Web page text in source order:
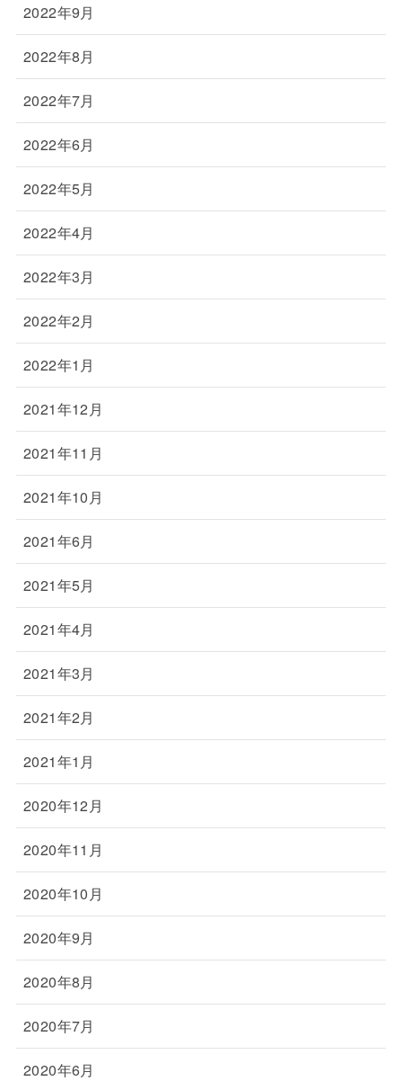
2022年9月
2022年8月
2022年7月
2022年6月
2022年5月
2022年4月
2022年3月
2022年2月
2022年1月
2021年12月
2021年11月
2021年10月
2021年6月
2021年5月
2021年4月
2021年3月
2021年2月
2021年1月
2020年12月
2020年11月
2020年10月
2020年9月
2020年8月
2020年7月
2020年6月